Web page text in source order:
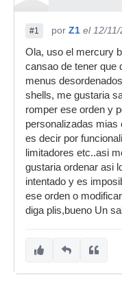
#1 por Z1 el 12/
Ola, uso el mercury
cansao de tener que
menus
shells, me gustaria
romper ese orden y
personalizadas mias
es decir por
limitadores etc..asi
gustaria ordenar asi
intentado y es
ese orden o
diga plis,bueno Un